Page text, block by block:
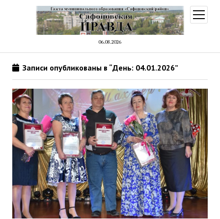
06.08.2026
меню
Записи опубликованы в “День: 04.01.2026”